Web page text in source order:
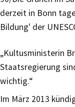
derzeit in Bonn
Bildung' der
„Kultusministerin
Staatsregierung
wichtig.“
Im März 2013